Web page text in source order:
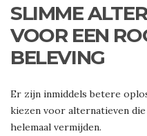
SLIMME
VOOR EEN
BELEVING
Er zijn inmiddels betere
kiezen voor alternatieven
helemaal vermijden.